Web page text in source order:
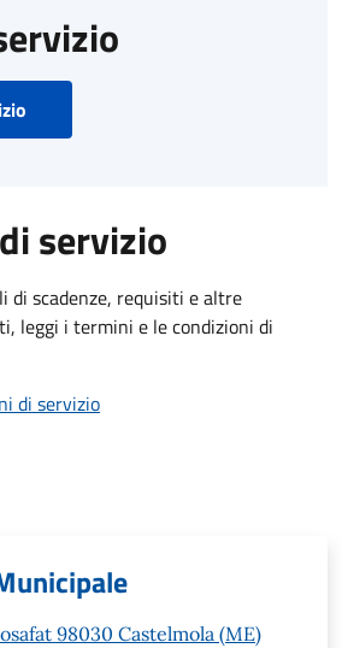
servizio
di scadenze, requisiti e altre
leggi i termini e le condizioni di
di servizio
98030 Castelmola (ME)